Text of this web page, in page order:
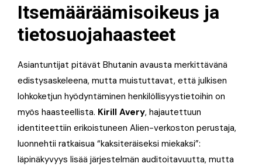
Itsemääräämisoikeus ja
tietosuojahaasteet
Asiantuntijat pitävät Bhutanin avausta merkittävänä
edistysaskeleena, mutta muistuttavat, että julkisen
lohkoketjun hyödyntäminen henkilöllisyystietoihin on
myös haasteellista. Kirill Avery, hajautettuun
identiteettiin erikoistuneen Alien-verkoston perustaja,
luonnehtii ratkaisua “kaksiteräiseksi miekaksi”:
läpinäkyvyys lisää järjestelmän auditoitavuutta, mutta